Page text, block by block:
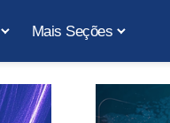
Mais Seções